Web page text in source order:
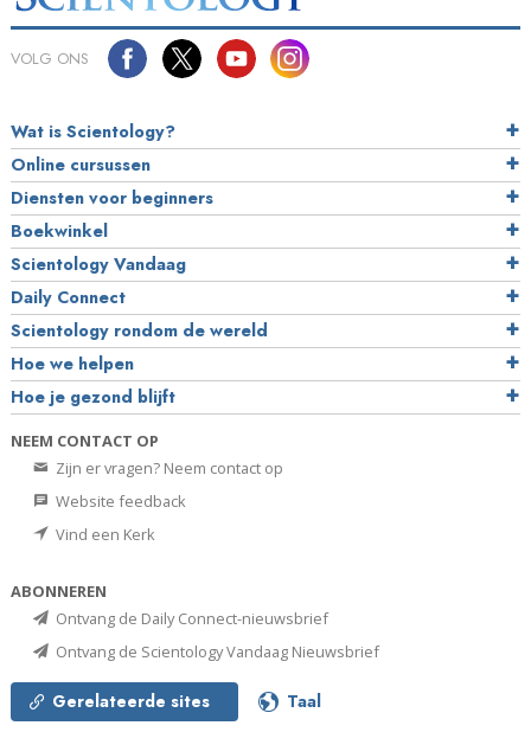
VOLG ONS
Wat is Scientology?
Online cursussen
Diensten voor beginners
Boekwinkel
Scientology Vandaag
Daily Connect
Scientology rondom de wereld
Hoe we helpen
Hoe je gezond blijft
NEEM CONTACT OP
Zijn er vragen? Neem contact op
Website feedback
Vind een Kerk
ABONNEREN
Ontvang de Daily Connect-nieuwsbrief
Ontvang de Scientology Vandaag Nieuwsbrief
Gerelateerde sites Taal